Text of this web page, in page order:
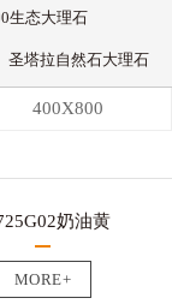
生态大理石
圣塔拉自然石大理石
400X800
奶油黄
MORE+